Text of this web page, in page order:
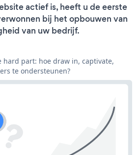
actief is, heeft u de eerste
bij het opbouwen van
van uw bedrijf.
hard part: hoe draw in, captivate,
te ondersteunen?